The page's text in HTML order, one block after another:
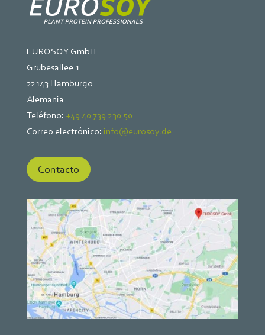
EUROSOY GmbH
Grubesallee 1
22143 Hamburgo
Alemania
Teléfono: +49 40 739 230 50
Correo electrónico: info@eurosoy.de
Contacto